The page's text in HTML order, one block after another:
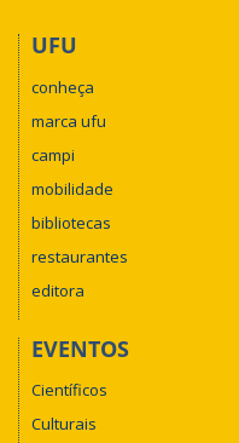
UFU
conheça
marca ufu
campi
mobilidade
bibliotecas
restaurantes
editora
EVENTOS
Científicos
Culturais